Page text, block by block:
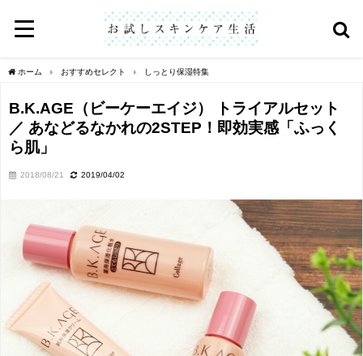
ホーム おすすめセレクト しっとり保湿特集
B.K.AGE（ビーケーエイジ） トライアルセット
／ あなどるなかれの2STEP！即効実感「ふっく
ら肌」
2018/08/21 2019/04/02